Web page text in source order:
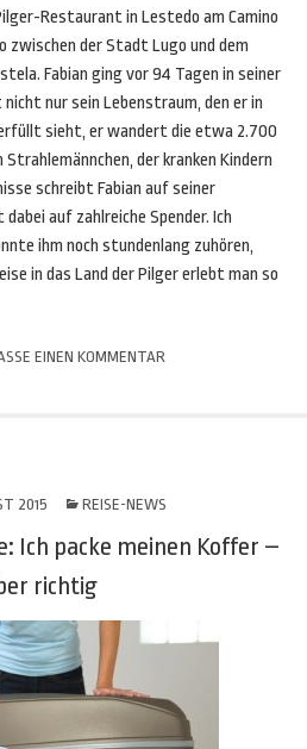
Restaurant in Lestedo am Camino
der Stadt Lugo und dem
Fabian ging vor 94 Tagen in seiner
nur sein Lebenstraum, den er in
sieht, er wandert die etwa 2.700
der kranken Kindern
schreibt Fabian auf seiner
auf zahlreiche Spender. Ich
ihm noch stundenlang zuhören,
in das Land der Pilger erlebt man so
EINEN KOMMENTAR
2015 REISE-NEWS
Ich packe meinen Koffer –
richtig